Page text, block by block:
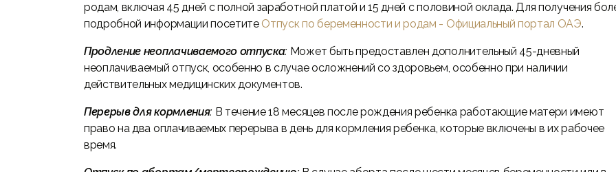
родам, включая 45 дней с полной заработной платой и 15 дней с половиной оклада. Для получения
подробной информации посетите Отпуск по беременности и родам - Официальный портал ОАЭ.
Продление неоплачиваемого отпуска: Может быть предоставлен дополнительный 45-дневный
неоплачиваемый отпуск, особенно в случае осложнений со здоровьем, особенно при наличии
действительных медицинских документов.
Перерыв для кормления: В течение 18 месяцев после рождения ребенка работающие матери имеют
право на два оплачиваемых перерыва в день для кормления ребенка, которые включены в их рабочее
время.